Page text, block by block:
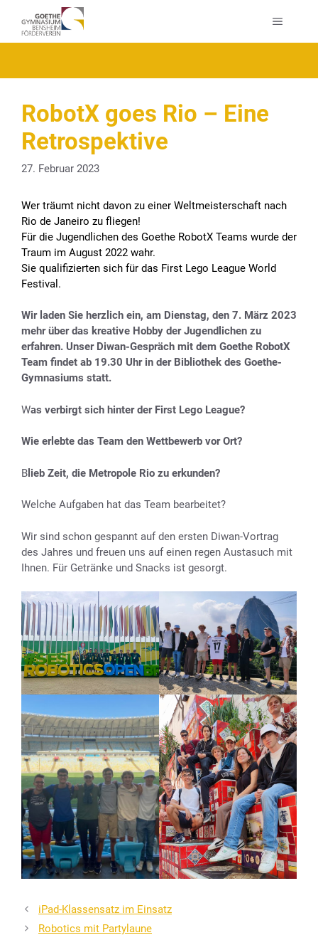
Inhalt
springen
MENÜ
RobotX goes Rio – Eine
Retrospektive
27. Februar 2023
Wer träumt nicht davon zu einer Weltmeisterschaft nach
Rio de Janeiro zu fliegen!
Für die Jugendlichen des Goethe RobotX Teams wurde der
Traum im August 2022 wahr.
Sie qualifizierten sich für das First Lego League World
Festival.
Wir laden Sie herzlich ein, am Dienstag, den 7. März 2023
mehr über das kreative Hobby der Jugendlichen zu
erfahren. Unser Diwan-Gespräch mit dem Goethe RobotX
Team findet ab 19.30 Uhr in der Bibliothek des Goethe-
Gymnasiums statt.
Was verbirgt sich hinter der First Lego League?
Wie erlebte das Team den Wettbewerb vor Ort?
B lieb Zeit, die Metropole Rio zu erkunden?
Welche Aufgaben hat das Team bearbeitet?
Wir sind schon gespannt auf den ersten Diwan-Vortrag
des Jahres und freuen uns auf einen regen Austasuch mit
Ihnen. Für Getränke und Snacks ist gesorgt.
iPad-Klassensatz im Einsatz
Robotics mit Partylaune